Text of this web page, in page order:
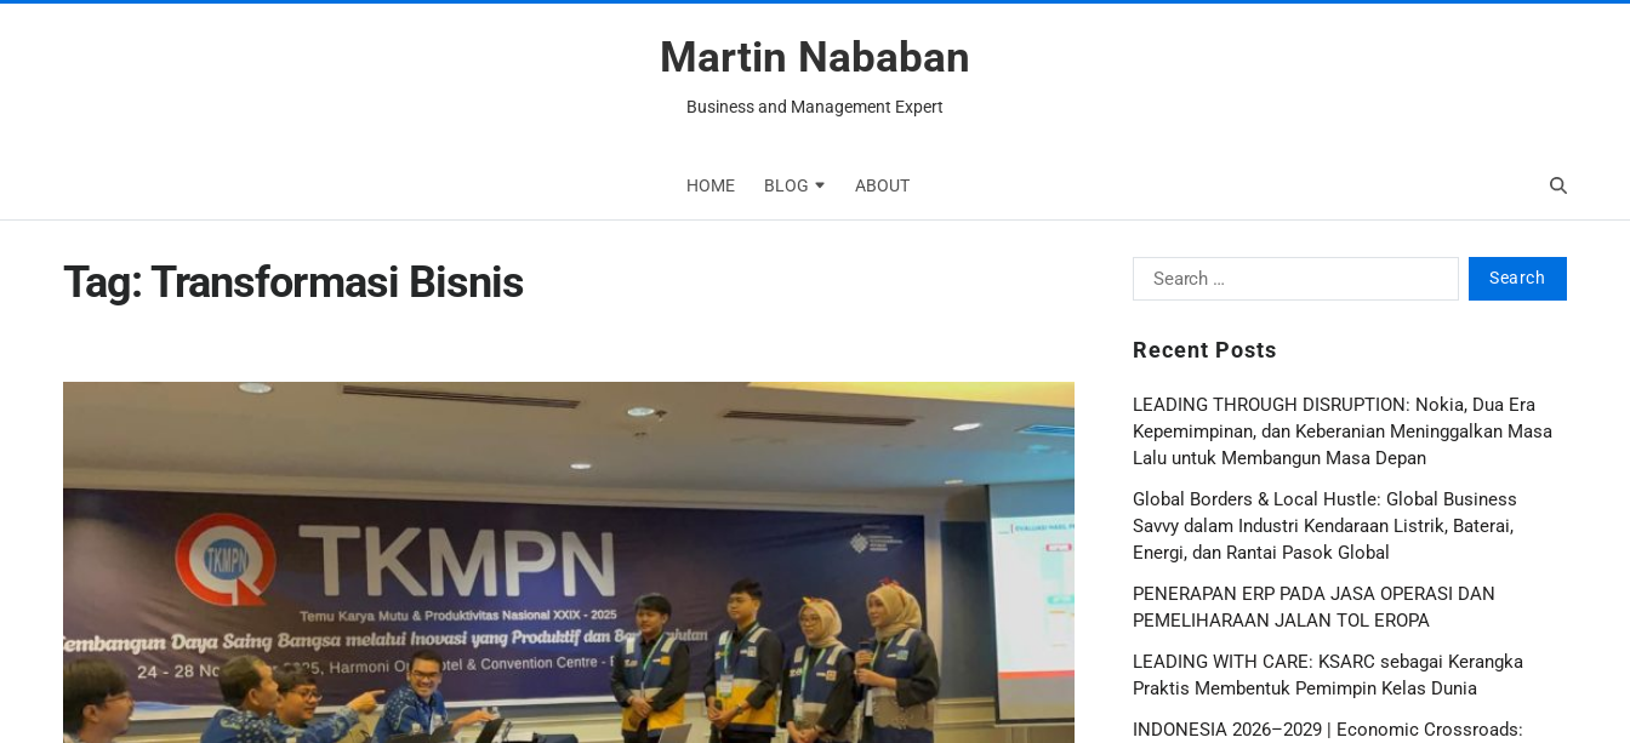
Martin Nababan
Business and Management Expert
HOME BLOG ABOUT
Tag:Transformasi Bisnis
Recent Posts
LEADING THROUGH DISRUPTION: Nokia, Dua Era
Kepemimpinan, dan Keberanian Meninggalkan Masa
Lalu untuk Membangun Masa Depan
Global Borders & Local Hustle: Global Business
Savvy dalam Industri Kendaraan Listrik, Baterai,
Energi, dan Rantai Pasok Global
PENERAPAN ERP PADA JASA OPERASI DAN
PEMELIHARAAN JALAN TOL EROPA
LEADING WITH CARE: KSARC sebagai Kerangka
Praktis Membentuk Pemimpin Kelas Dunia
INDONESIA 2026–2029 | Economic Crossroads: